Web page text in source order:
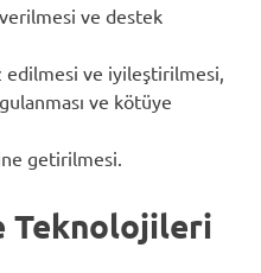
ve destek
edilmesi ve iyileştirilmesi,
ve kötüye
getirilmesi.
Teknolojileri